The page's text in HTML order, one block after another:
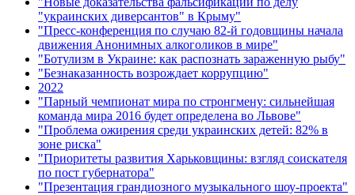
"украинских диверсантов" в Крыму"
"Пресс-конференция по случаю 82-й годовщины начала
движения Анонимных алкоголиков в мире"
"Ботулизм в Украине: как распознать зараженную рыбу"
"Безнаказанность возрождает коррупцию"
2022
"Парный чемпионат мира по стронгмену: сильнейшая
команда мира 2016 будет определена во Львове"
"Проблема ожирения среди украинских детей: 82% в
зоне риска"
"Приоритеты развития Харьковщины: взгляд соискателя
по пост губернатора"
"Презентация грандиозного музыкального шоу-проекта"